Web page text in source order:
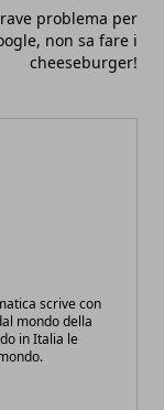
problema per
non sa fare i
cheeseburger!
scrive con
mondo della
in Italia le